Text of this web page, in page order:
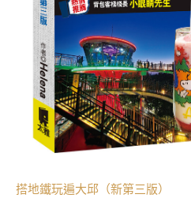
搭地鐵玩遍大邱（新第三版）